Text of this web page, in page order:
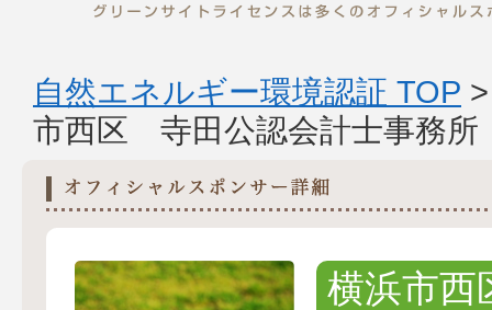
自然エネルギー環境認証 TOP
市西区 寺田公認会計士事務
横浜市